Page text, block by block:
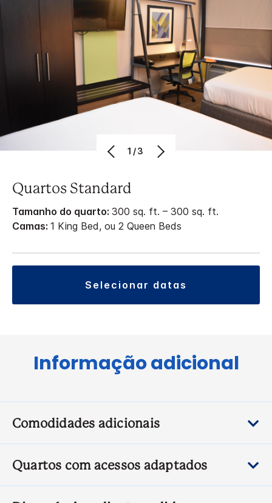
1/3
Quartos Standard
Tamanho do quarto: 300 sq. ft. – 300 sq. ft.
Camas: 1 King Bed, ou 2 Queen Beds
selecionar datas
Informação adicional
Comodidades adicionais
Quartos com acessos adaptados